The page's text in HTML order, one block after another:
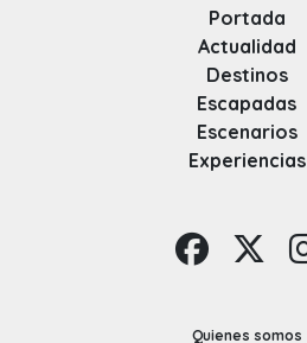
Portada
Actualidad
Destinos
Escapadas
Escenarios
Experiencias
Quienes somos